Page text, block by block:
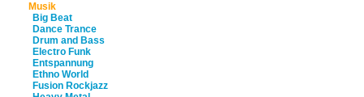
Musik
Big Beat
Dance Trance
Drum and Bass
Electro Funk
Entspannung
Ethno World
Fusion Rockjazz